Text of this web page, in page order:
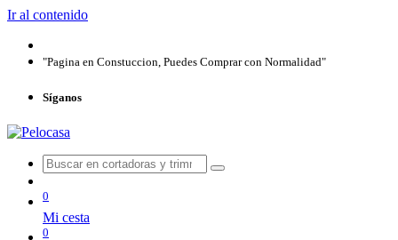
Ir al contenido
"Pagina en Constuccion, Puedes Comprar con Normalidad"
Síganos
0
Mi cesta
0